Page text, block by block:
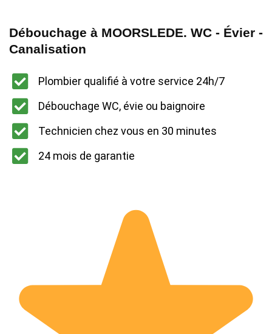
Débouchage à MOORSLEDE. WC - Évier -
Canalisation
Plombier qualifié à votre service 24h/7
Débouchage WC, évie ou baignoire
Technicien chez vous en 30 minutes
24 mois de garantie